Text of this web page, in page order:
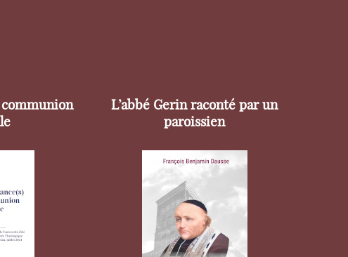
communion
L’abbé Gerin raconté par un
paroissien